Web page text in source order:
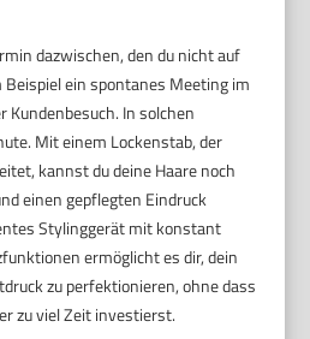
dazwischen, den du nicht auf
ein spontanes Meeting im
Kundenbesuch. In solchen
Mit einem Lockenstab, der
kannst du deine Haare noch
einen gepflegten Eindruck
Stylinggerät mit konstant
ermöglicht es dir, dein
zu perfektionieren, ohne dass
zu viel Zeit investierst.